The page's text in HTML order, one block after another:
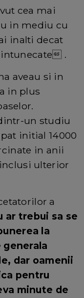
cea mai
in mediu cu
inalti decat
.
aveau si in
in plus
un studiu
initial 14000
in anii
inclusi ulterior
a
ar trebui sa se
la
dar oamenii
pentru
minute de